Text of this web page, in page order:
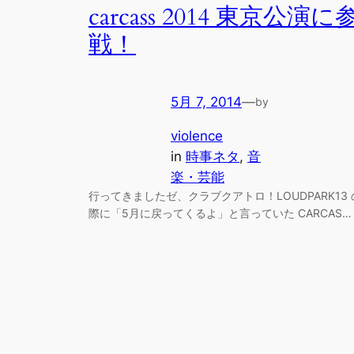
carcass 2014 東京公演に
戦！
5月 7, 2014—by
violence
in 時事ネタ , 音
楽・芸能
行ってきましたゼ、クラブクアトロ！LOUDPARK13
際に「5月に戻ってくるよ」と言っていた CARCAS…